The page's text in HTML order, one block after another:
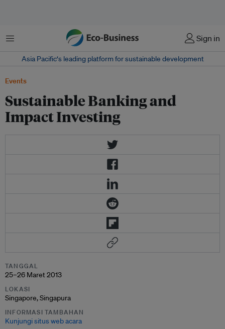
Menu Sign in
Asia Pacific‘s leading platform for sustainable development
Events
Sustainable Banking and
Impact Investing
TANGGAL
25–26 Maret 2013
LOKASI
Singapore, Singapura
INFORMASI TAMBAHAN
Kunjungi situs web acara